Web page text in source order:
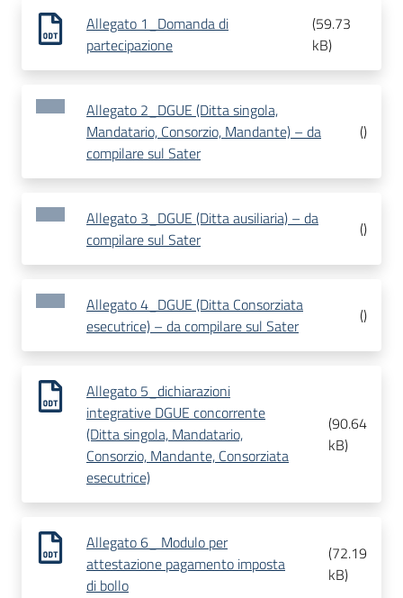
Allegato 1_Domanda di
partecipazione
(59.73
kB)
Allegato 2_DGUE (Ditta singola,
Mandatario, Consorzio, Mandante) – da
compilare sul Sater
()
Allegato 3_DGUE (Ditta ausiliaria) – da
compilare sul Sater
()
Allegato 4_DGUE (Ditta Consorziata
esecutrice) – da compilare sul Sater
()
Allegato 5_dichiarazioni
integrative DGUE concorrente
(Ditta singola, Mandatario,
Consorzio, Mandante, Consorziata
esecutrice)
(90.64
kB)
Allegato 6_ Modulo per
attestazione pagamento imposta
di bollo
(72.19
kB)